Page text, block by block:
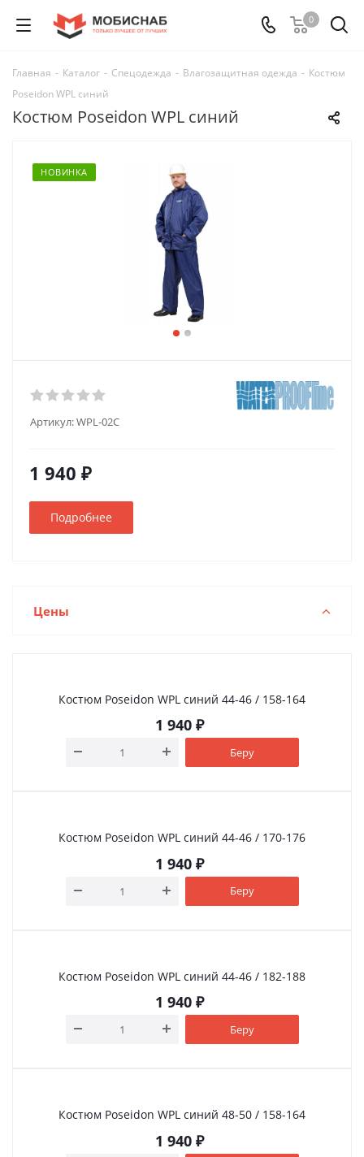
0
Главная - Каталог - Спецодежда - Влагозащитная одежда - Костюм
Poseidon WPL синий
Костюм Poseidon WPL синий
НОВИНКА
Артикул:WPL-02С
1 940 ₽
Подробнее
Цены
Костюм Poseidon WPL синий 44-46 / 158-164
1 940₽
Беру
Костюм Poseidon WPL синий 44-46 / 170-176
1 940₽
Беру
Костюм Poseidon WPL синий 44-46 / 182-188
1 940₽
Беру
Костюм Poseidon WPL синий 48-50 / 158-164
1 940₽